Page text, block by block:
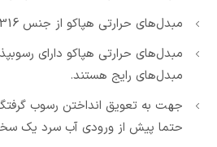
مبدل‌های حرارتی هپاکو از جنس
مبدل‌های حرارتی هپاکو دارای
مبدل‌های رایج هستند.
جهت به تعویق انداختن رسوب
حتما پیش از ورودی آب سرد یک